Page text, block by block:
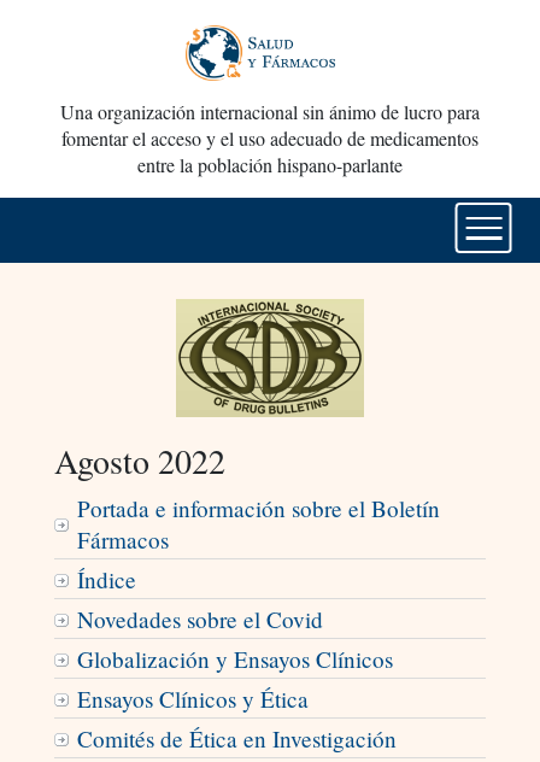
Una organización internacional sin ánimo de lucro para
fomentar el acceso y el uso adecuado de medicamentos
entre la población hispano-parlante
Agosto 2022
Portada e información sobre el Boletín
Fármacos
Índice
Novedades sobre el Covid
Globalización y Ensayos Clínicos
Ensayos Clínicos y Ética
Comités de Ética en Investigación